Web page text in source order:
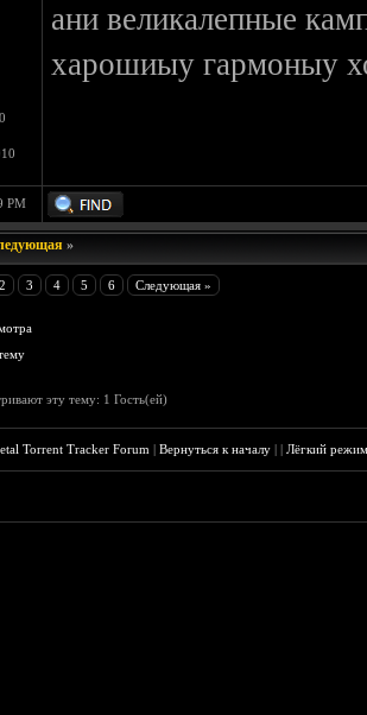
ани великалепные
харошиыу гармоныу
PM
»
2 3 4 5 6 Следующая »
эту тему: 1 Гость(ей)
Torrent Tracker Forum |Вернуться к началу ||Лёгкий